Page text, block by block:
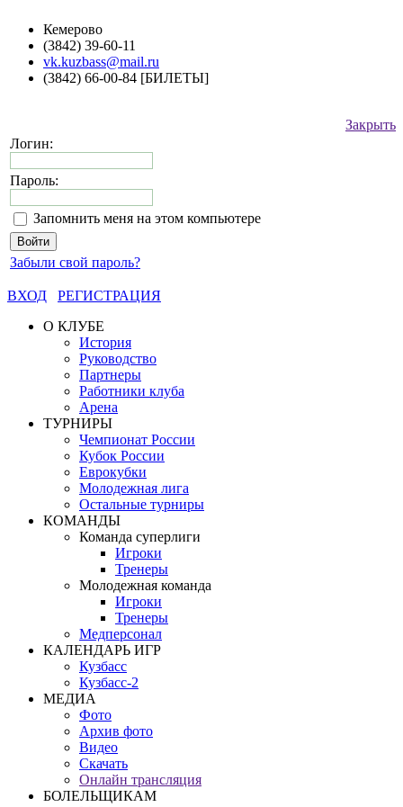
Кемерово
(3842) 39-60-11
vk.kuzbass@mail.ru
(3842) 66-00-84 [БИЛЕТЫ]
Закрыть
Логин:
Пароль:
Запомнить меня на этом компьютере
Забыли свой пароль?
ВХОД
РЕГИСТРАЦИЯ
О КЛУБЕ
История
Руководство
Партнеры
Работники клуба
Арена
ТУРНИРЫ
Чемпионат России
Кубок России
Еврокубки
Молодежная лига
Остальные турниры
КОМАНДЫ
Команда суперлиги
Игроки
Тренеры
Молодежная команда
Игроки
Тренеры
Медперсонал
КАЛЕНДАРЬ ИГР
Кузбасс
Кузбасс-2
МЕДИА
Фото
Архив фото
Видео
Скачать
Онлайн трансляция
БОЛЕЛЬЩИКАМ